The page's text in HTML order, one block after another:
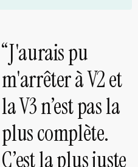
“J'aurais pu
m'arrêter à V2 et
la V3 n’est pas la
plus complète.
C’est la plus juste